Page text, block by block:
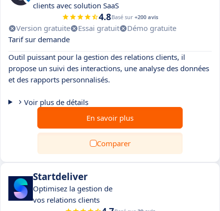
clients avec solution SaaS
4.8Basé sur +200 avis
Version gratuite Essai gratuit
Démo gratuite
Tarif sur demande
Outil puissant pour la gestion des relations clients, il
propose un suivi des interactions, une analyse des données
et des rapports personnalisés.
Voir plus de détails
En savoir plus
Comparer
Startdeliver
Optimisez la gestion de
vos relations clients